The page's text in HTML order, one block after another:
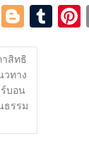
Li Bl
o
g
g
er
T
าสิทธิ
วทาง
บอน
ธรรม